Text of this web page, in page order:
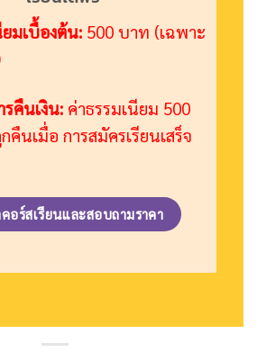
มเบื้องต้น:500 บาท (เฉพาะ
คืนเงิน:ค่าธรรมเนียม 500
นเมื่อ การสมัครเรียนเสร็จ
อร์สเรียนและสอบถามราคา